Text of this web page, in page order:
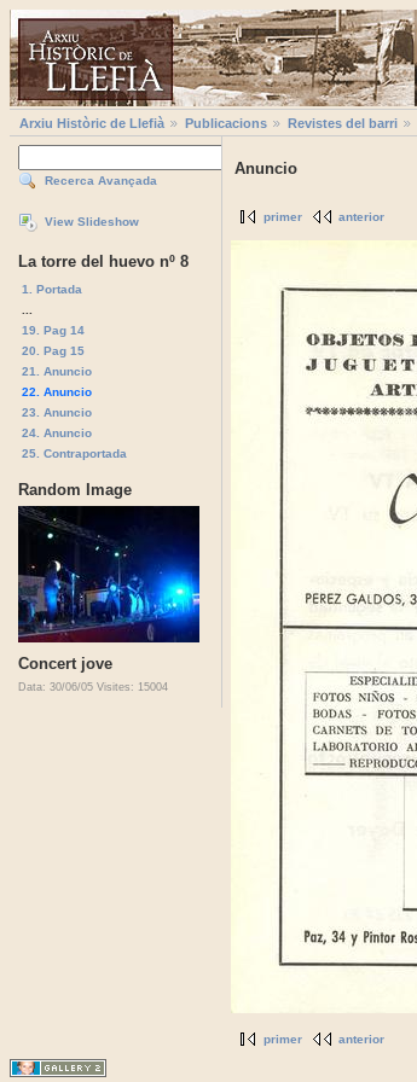
Arxiu Històric de Llefià Publicacions Revistes del barri
Recerca Avançada
View Slideshow
La torre del huevo nº 8
1. Portada
19. Pag 14
20. Pag 15
21. Anuncio
22. Anuncio
23. Anuncio
24. Anuncio
25. Contraportada
Random Image
Concert jove
Data: 30/06/05 Visites: 15004
Anuncio
primer anterior
primer anterior